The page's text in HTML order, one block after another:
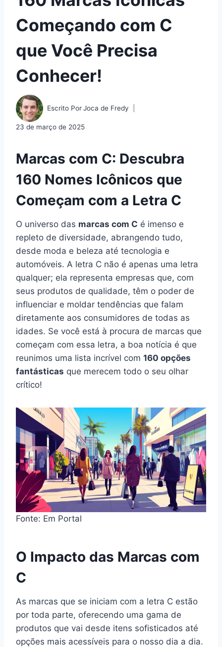
Começando com C
que Você Precisa
Conhecer!
Escrito PorJoca de Fredy
23 de março de 2025
Marcas com C: Descubra
160 Nomes Icônicos que
Começam com a Letra C
O universo das marcas com C é imenso e
repleto de diversidade, abrangendo tudo,
desde moda e beleza até tecnologia e
automóveis. A letra C não é apenas uma letra
qualquer; ela representa empresas que, com
seus produtos de qualidade, têm o poder de
influenciar e moldar tendências que falam
diretamente aos consumidores de todas as
idades. Se você está à procura de marcas que
começam com essa letra, a boa notícia é que
reunimos uma lista incrível com 160 opções
fantásticas que merecem todo o seu olhar
crítico!
Fonte: Em Portal
O Impacto das Marcas com
C
As marcas que se iniciam com a letra C estão
por toda parte, oferecendo uma gama de
produtos que vai desde itens sofisticados até
opções mais acessíveis para o nosso dia a dia.